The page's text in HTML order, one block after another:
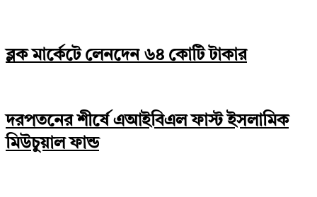
ব্লক মার্কেটে লেনদেন ৬৪ কোটি টাকার
দরপতনের শীর্ষে এআইবিএল ফাস্ট ইসলামিক
মিউচুয়াল ফান্ড